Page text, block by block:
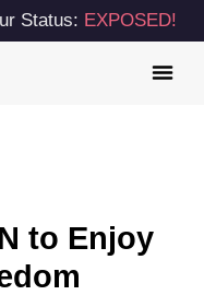
Status: EXPOSED!
to Enjoy